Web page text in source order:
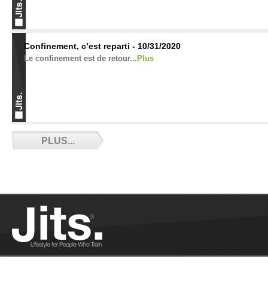
Confinement, c’est reparti - 10/31/2020
Le confinement est de retour... Plus
Résultats des championnats de France de
Ne-Waza 2020 - 10/25/2020
Ce qu’il faut retenir des Pan-Ams 2020 -
10/17/2020
Petit retour sur les Pans 2020...Plus
PLUS...